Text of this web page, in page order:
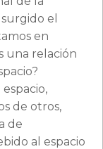
el
en
una relación
de otros,
de
al espacio